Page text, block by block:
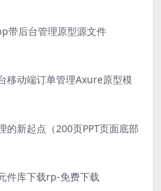
带后台管理原型源文件
移动端订单管理Axure原型模
的新起点（200页PPT页面底部
件库下载rp-免费下载